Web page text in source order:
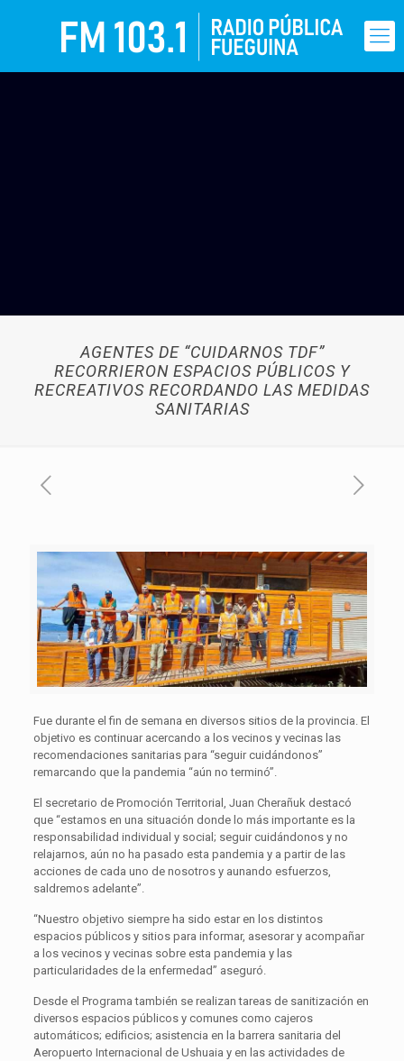
AGENTES DE “CUIDARNOS TDF”
RECORRIERON ESPACIOS PÚBLICOS Y
RECREATIVOS RECORDANDO LAS MEDIDAS
SANITARIAS
Fue durante el fin de semana en diversos sitios de la provincia. El
objetivo es continuar acercando a los vecinos y vecinas las
recomendaciones sanitarias para “seguir cuidándonos”
remarcando que la pandemia “aún no terminó”.
El secretario de Promoción Territorial, Juan Cherañuk destacó
que “estamos en una situación donde lo más importante es la
responsabilidad individual y social; seguir cuidándonos y no
relajarnos, aún no ha pasado esta pandemia y a partir de las
acciones de cada uno de nosotros y aunando esfuerzos,
saldremos adelante”.
“Nuestro objetivo siempre ha sido estar en los distintos
espacios públicos y sitios para informar, asesorar y acompañar
a los vecinos y vecinas sobre esta pandemia y las
particularidades de la enfermedad” aseguró.
Desde el Programa también se realizan tareas de sanitización en
diversos espacios públicos y comunes como cajeros
automáticos; edificios; asistencia en la barrera sanitaria del
Aeropuerto Internacional de Ushuaia y en las actividades de